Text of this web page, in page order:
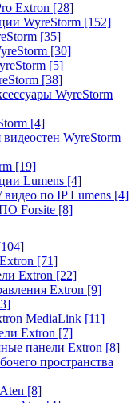
Extron [28]
WyreStorm [152]
[35]
[30]
[5]
[38]
WyreStorm
[4]
WyreStorm
[19]
Lumens [4]
видео по IP Lumens [4]
Forsite [8]
[71]
Extron [22]
Extron [9]
MediaLink [11]
Extron [7]
панели Extron [8]
пространства
[8]